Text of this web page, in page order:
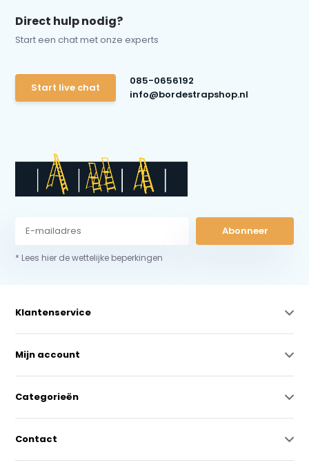
Direct hulp nodig?
Start een chat met onze experts
Start live chat
085-0656192
info@bordestrapshop.nl
Abonneer
* Lees hier de wettelijke beperkingen
Klantenservice
Mijn account
Categorieën
Contact